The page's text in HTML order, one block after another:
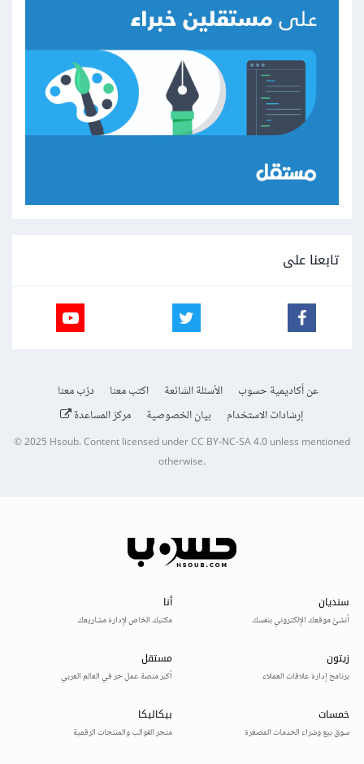
تابعنا على
عن أكاديمية حسوب الأسئلة الشائعة اكتب معنا
درّب معنا
إرشادات الاستخدام
بيان الخصوصية مركز المساعدة
© 2025Hsoub.Content licensed underCC BY-NC-SA 4.0unless mentioned
otherwise.